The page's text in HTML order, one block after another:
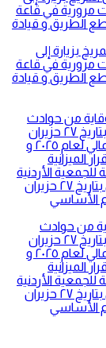
بزيارة إلى
مرورية في قاعة
الطريق و قيادة
من حوادث
الطرق إجتماعها السنوي العادي لعام ٢٠٢٥ بتاريخ ٢٧ حزيران
حيث تم الموافقة على التقريرين الإداري و المالي لعام ٢٠٢٥ و
قانوني لعام ٢٠٢٦ و إقرار الميزانية
العامة للجمعية الأردنية
للوقاية من حوادث الطرق إجتماعا غير عادي بتاريخ ٢٧ حزيران
الأساسي